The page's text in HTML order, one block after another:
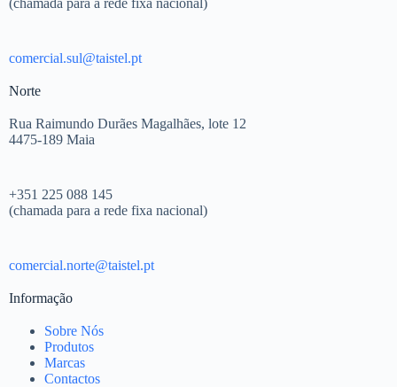
(chamada para a rede fixa nacional)
comercial.sul@taistel.pt
Norte
Rua Raimundo Durães Magalhães, lote 12
4475-189 Maia
+351 225 088 145
(chamada para a rede fixa nacional)
comercial.norte@taistel.pt
Informação
Sobre Nós
Produtos
Marcas
Contactos